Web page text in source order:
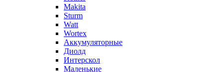
Makita
Sturm
Watt
Wortex
Аккумуляторные
Диолд
Интерскол
Маленькие